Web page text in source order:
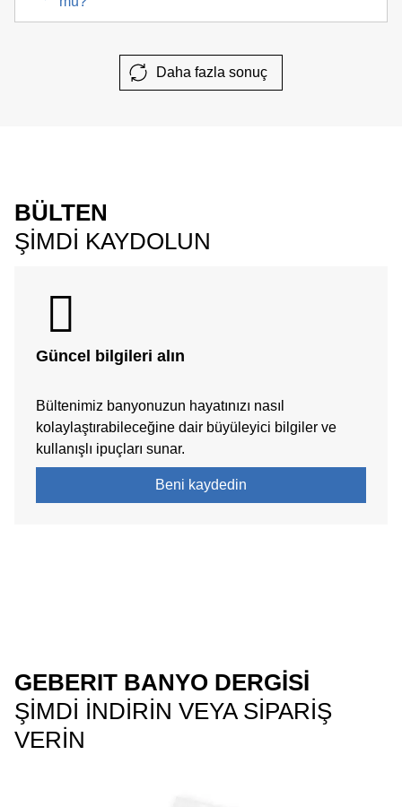
Daha fazla sonuç
BÜLTEN
ŞIMDI KAYDOLUN
Güncel bilgileri alın
Bültenimiz banyonuzun hayatınızı nasıl
kolaylaştırabileceğine dair büyüleyici bilgiler ve
kullanışlı ipuçları sunar.
Beni kaydedin
GEBERIT BANYO DERGISI
ŞIMDI INDIRIN VEYA SIPARIŞ
VERIN